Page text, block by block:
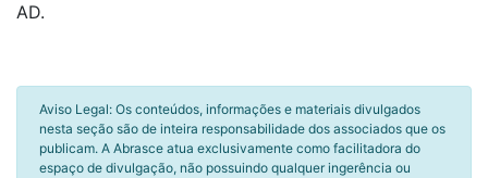
AD.
Aviso Legal: Os conteúdos, informações e materiais divulgados
nesta seção são de inteira responsabilidade dos associados que os
publicam. A Abrasce atua exclusivamente como facilitadora do
espaço de divulgação, não possuindo qualquer ingerência ou